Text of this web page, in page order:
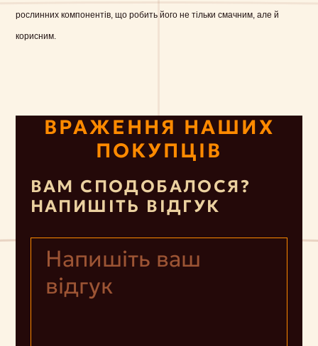
рослинних компонентів, що робить його не тільки смачним, але й
корисним.
ВРАЖЕННЯ НАШИХ
ПОКУПЦІВ
ВАМ СПОДОБАЛОСЯ?
НАПИШІТЬ ВІДГУК